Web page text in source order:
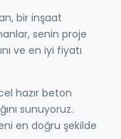
bir inşaat
senin proje
ve en iyi fiyatı
hazır beton
sunuyoruz.
en doğru şekilde